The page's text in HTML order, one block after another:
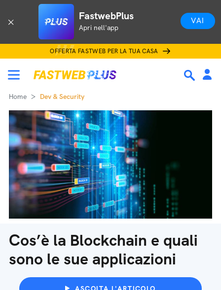
FastwebPlus
Apri nell'app
VAI
OFFERTA FASTWEB PER LA TUA CASA
Home Dev & Security
Cos’è la Blockchain e quali
sono le sue applicazioni